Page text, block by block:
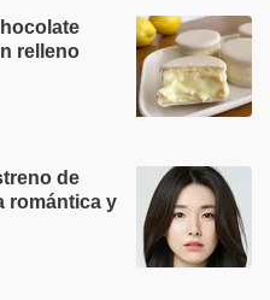
relleno
de
romántica y